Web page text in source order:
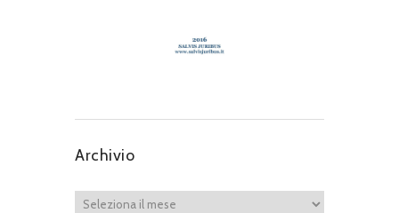
Archivio